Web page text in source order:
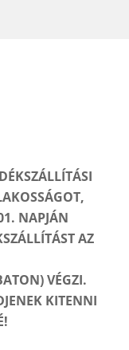
NAPJÁN
AZ
VÉGZI.
KITENNI